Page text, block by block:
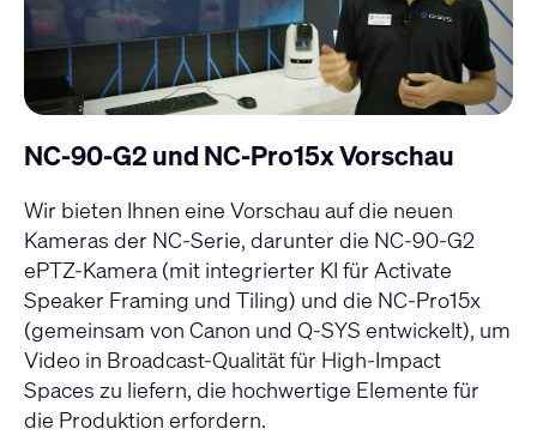
NC-90-G2 und NC-Pro15x Vorschau
Wir bieten Ihnen eine Vorschau auf die neuen
Kameras der NC-Serie, darunter die NC-90-G2
ePTZ-Kamera (mit integrierter KI für Activate
Speaker Framing und Tiling) und die NC-Pro15x
(gemeinsam von Canon und Q-SYS entwickelt), um
Video in Broadcast-Qualität für High-Impact
Spaces zu liefern, die hochwertige Elemente für
die Produktion erfordern.